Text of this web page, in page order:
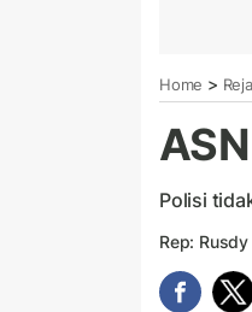
Home >
Polisi
Rep: